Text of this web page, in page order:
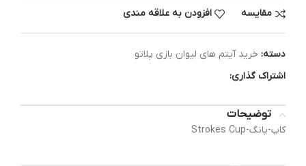
مقایسه افزودن به علاقه مندی
دسته: خرید آیتم های لیوان بازی پلاتو
اشتراک گذاری:
توضیحات
کاپ-پانگ-Strokes Cup